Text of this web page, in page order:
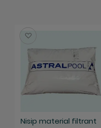
Nisip material filtrant